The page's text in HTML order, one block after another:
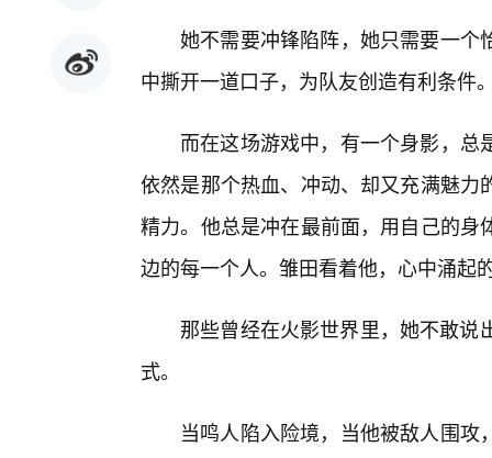
她不需要冲锋陷阵，她只需要一个
中撕开一道口子，为队友创造有利条件
而在这场游戏中，有一个身影，
依然是那个热血、冲动、却又充满魅
精力。他总是冲在最前面，用自己的
边的每一个人。雏田看着他，心中涌起
那些曾经在火影世界里，她不敢
式。
当鸣人陷入险境，当他被敌人围